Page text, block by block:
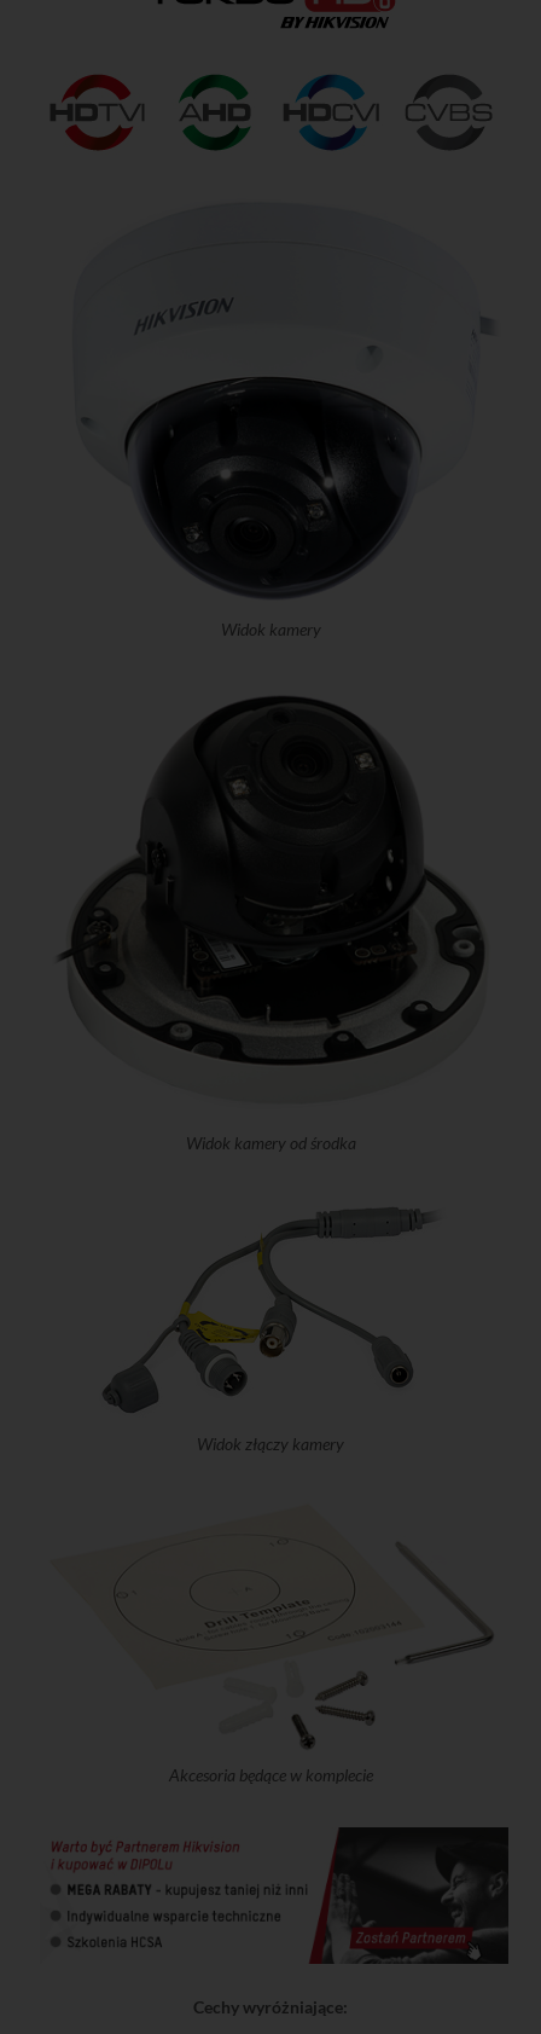
Widok kamery
Widok kamery od środka
Widok złączy kamery
Akcesoria będące w komplecie
Cechy wyróżniające: